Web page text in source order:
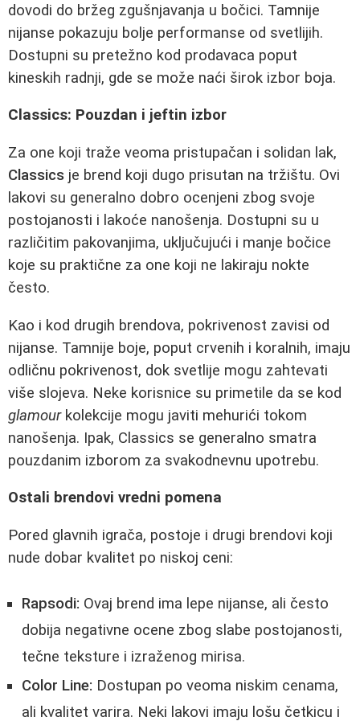
dovodi do bržeg zgušnjavanja u bočici. Tamnije
nijanse pokazuju bolje performanse od svetlijih.
Dostupni su pretežno kod prodavaca poput
kineskih radnji, gde se može naći širok izbor boja.
Classics: Pouzdan i jeftin izbor
Za one koji traže veoma pristupačan i solidan lak,
Classics je brend koji dugo prisutan na tržištu. Ovi
lakovi su generalno dobro ocenjeni zbog svoje
postojanosti i lakoće nanošenja. Dostupni su u
različitim pakovanjima, uključujući i manje bočice
koje su praktične za one koji ne lakiraju nokte
često.
Kao i kod drugih brendova, pokrivenost zavisi od
nijanse. Tamnije boje, poput crvenih i koralnih, imaju
odličnu pokrivenost, dok svetlije mogu zahtevati
više slojeva. Neke korisnice su primetile da se kod
glamourkolekcije mogu javiti mehurići tokom
nanošenja. Ipak, Classics se generalno smatra
pouzdanim izborom za svakodnevnu upotrebu.
Ostali brendovi vredni pomena
Pored glavnih igrača, postoje i drugi brendovi koji
nude dobar kvalitet po niskoj ceni:
Rapsodi: Ovaj brend ima lepe nijanse, ali često
dobija negativne ocene zbog slabe postojanosti,
tečne teksture i izraženog mirisa.
Color Line: Dostupan po veoma niskim cenama,
ali kvalitet varira. Neki lakovi imaju lošu četkicu i